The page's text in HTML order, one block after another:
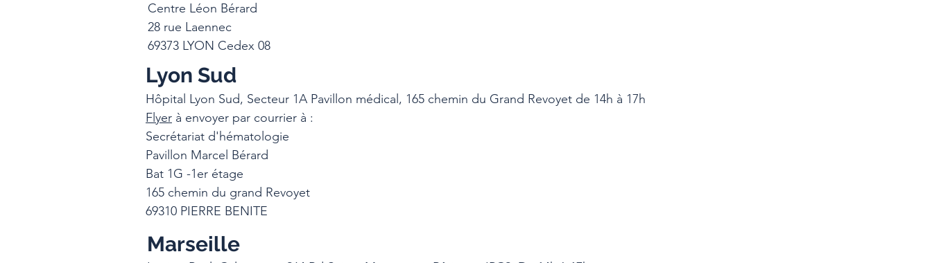
Centre Léon Bérard
28 rue Laennec
69373 LYON Cedex 08
Lyon Sud
Hôpital Lyon Sud, Secteur 1A Pavillon médical, 165 chemin du Grand Revoyet de 14h à 17h
Flyer à envoyer par courrier à :
Secrétariat d'hématologie
Pavillon Marcel Bérard
Bat 1G -1er étage
165 chemin du grand Revoyet
69310 PIERRE BENITE
Marseille